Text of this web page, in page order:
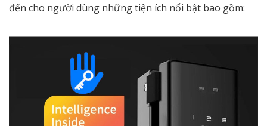
đến cho người dùng những tiện ích nổi bật bao gồm: